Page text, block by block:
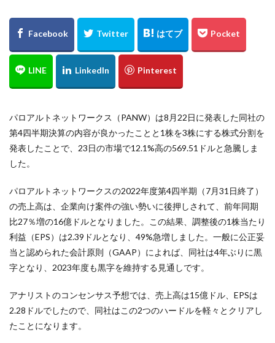
パロアルトネットワークス（PANW）は8月22日に発表した同社の
第4四半期決算の内容が良かったことと1株を3株にする株式分割を
発表したことで、23日の市場で12.1%高の569.51ドルと急騰しま
した。
パロアルトネットワークスの2022年度第4四半期（7月31日終了）
の売上高は、企業向け案件の強い勢いに後押しされて、前年同期
比27％増の16億ドルとなりました。この結果、調整後の1株当たり
利益（EPS）は2.39ドルとなり、49%急増しました。一般に公正妥
当と認められた会計原則（GAAP）によれば、同社は4年ぶりに黒
字となり、2023年度も黒字を維持する見通しです。
アナリストのコンセンサス予想では、売上高は15億ドル、EPSは
2.28ドルでしたので、同社はこの2つのハードルを軽々とクリアし
たことになります。